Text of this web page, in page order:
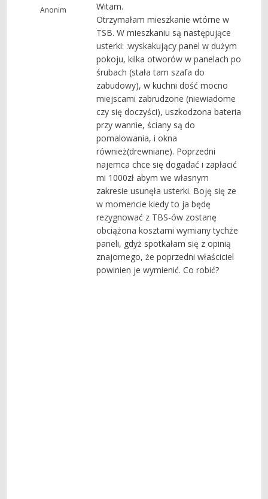
Anonim
Witam.
Otrzymałam mieszkanie wtórne w
TSB. W mieszkaniu są następujące
usterki: :wyskakujący panel w dużym
pokoju, kilka otworów w panelach po
śrubach (stała tam szafa do
zabudowy), w kuchni dość mocno
miejscami zabrudzone (niewiadome
czy się doczyści), uszkodzona bateria
przy wannie, ściany są do
pomalowania, i okna
również(drewniane). Poprzedni
najemca chce się dogadać i zapłacić
mi 1000zł abym we własnym
zakresie usunęła usterki. Boję się ze
w momencie kiedy to ja będę
rezygnować z TBS-ów zostanę
obciążona kosztami wymiany tychże
paneli, gdyż spotkałam się z opinią
znajomego, że poprzedni właściciel
powinien je wymienić. Co robić?